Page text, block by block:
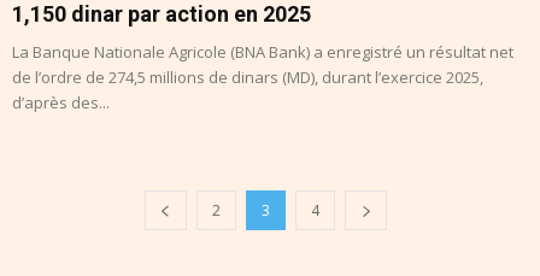
1,150 dinar par action en 2025
La Banque Nationale Agricole (BNA Bank) a enregistré un résultat net
de l’ordre de 274,5 millions de dinars (MD), durant l’exercice 2025,
d’après des...
2 3 4